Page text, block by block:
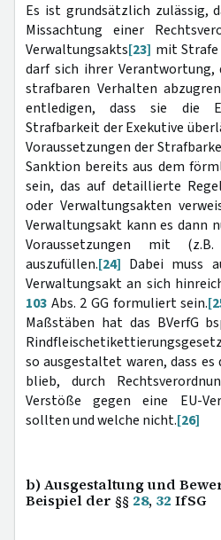
Es ist grundsätzlich zulässig,
Missachtung einer
Verwaltungsakts[23] mit
darf sich ihrer
strafbaren Verhalten
entledigen, dass sie die
Strafbarkeit der Exekutive
Voraussetzungen der
Sanktion bereits aus dem
sein, das auf detaillierte
oder Verwaltungsakten
Verwaltungsakt kann es dann
Voraussetzungen mit
auszufüllen.[24] Dabei muss
Verwaltungsakt an sich
103 Abs. 2 GG formuliert sein.
Maßstäben hat das BVerfG
so ausgestaltet waren, dass es
blieb, durch
Verstöße gegen eine EU-
sollten und welche nicht.[26]
b) Ausgestaltung und
Beispiel der §§ 28, 32 IfSG